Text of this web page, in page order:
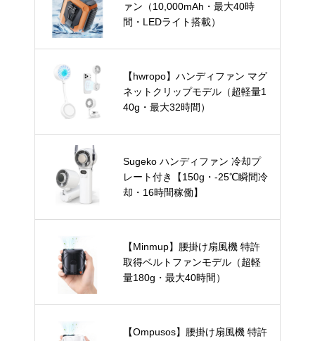
ァン（10,000mAh・最大40時
間・LEDライト搭載）
【hwropo】ハンディファン マグ
ネットクリップモデル（超軽量1
40g・最大32時間）
Sugeko ハンディファン 冷却プ
レート付き【150g・-25℃瞬間冷
却・16時間稼働】
【Minmup】腰掛け扇風機 特許
取得ベルトファンモデル（超軽
量180g・最大40時間）
【Ompusos】腰掛け扇風機 特許